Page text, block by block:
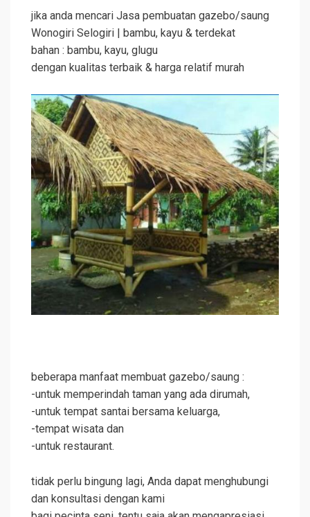
jika anda mencari Jasa pembuatan gazebo/saung
Wonogiri Selogiri | bambu, kayu & terdekat
bahan : bambu, kayu, glugu
dengan kualitas terbaik & harga relatif murah
beberapa manfaat membuat gazebo/saung :
-untuk memperindah taman yang ada dirumah,
-untuk tempat santai bersama keluarga,
-tempat wisata dan
-untuk restaurant.
tidak perlu bingung lagi, Anda dapat menghubungi
dan konsultasi dengan kami